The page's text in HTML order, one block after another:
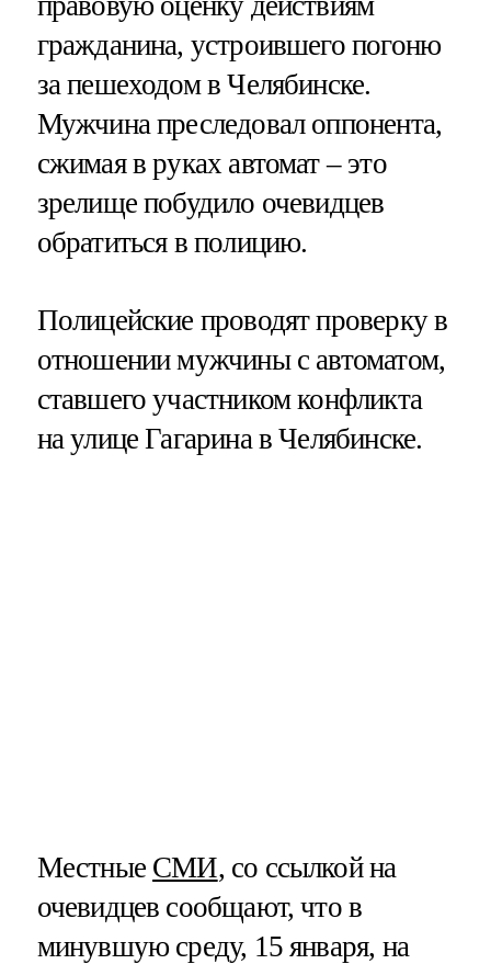
гражданина, устроившего погоню
за пешеходом в Челябинске.
Мужчина преследовал оппонента,
сжимая в руках автомат – это
зрелище побудило очевидцев
обратиться в полицию.
Полицейские проводят проверку в
отношении мужчины с автоматом,
ставшего участником конфликта
на улице Гагарина в Челябинске.
Местные СМИ, со ссылкой на
очевидцев сообщают, что в
минувшую среду, 15 января, на